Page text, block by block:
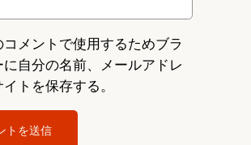
コメントで使用するためブラ
に自分の名前、メールアドレ
トを保存する。